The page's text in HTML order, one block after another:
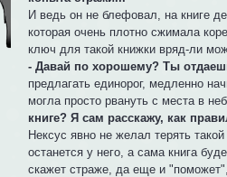
И ведь он не блефовал, на книге
которая очень плотно сжимала
ключ для такой книжки вряд-ли
- Давай по хорошему? Ты
предлагать единорог, медленно
могла просто рвануть с места в
книге? Я сам расскажу, как
Нексус явно не желал терять
останется у него, а сама книга
скажет страже, да еще и